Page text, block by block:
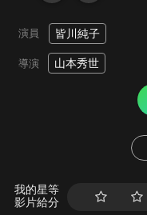
演員 皆川純子
導演 山本秀世
我的星等
影片給分